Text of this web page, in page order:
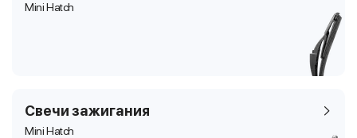
Mini Hatch
Свечи зажигания
Mini Hatch